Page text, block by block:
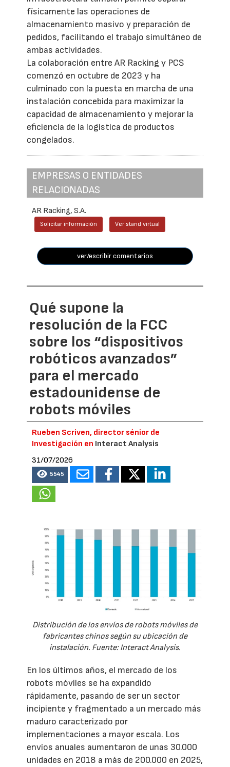
físicamente las operaciones de
almacenamiento masivo y preparación de
pedidos, facilitando el trabajo simultáneo de
ambas actividades.
La colaboración entre AR Racking y PCS
comenzó en octubre de 2023 y ha
culminado con la puesta en marcha de una
instalación concebida para maximizar la
capacidad de almacenamiento y mejorar la
eficiencia de la logística de productos
congelados.
EMPRESAS O ENTIDADES
RELACIONADAS
AR Racking, S.A.
Solicitar información Ver stand virtual
ver/escribir comentarios
Qué supone la
resolución de la FCC
sobre los “dispositivos
robóticos avanzados”
para el mercado
estadounidense de
robots móviles
Rueben Scriven, director sénior de
Investigación en Interact Analysis
31/07/2026
5545
Distribución de los envíos de robots móviles de
fabricantes chinos según su ubicación de
instalación. Fuente: Interact Analysis.
En los últimos años, el mercado de los
robots móviles se ha expandido
rápidamente, pasando de ser un sector
incipiente y fragmentado a un mercado más
maduro caracterizado por
implementaciones a mayor escala. Los
envíos anuales aumentaron de unas 30.000
unidades en 2018 a más de 200.000 en 2025,